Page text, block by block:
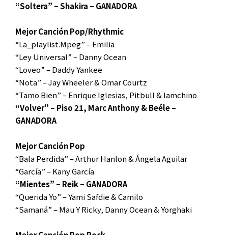
“Soltera” – Shakira – GANADORA
Mejor Canción Pop/Rhythmic
“La_playlist.Mpeg” – Emilia
“Ley Universal” – Danny Ocean
“Loveo” – Daddy Yankee
“Nota” – Jay Wheeler & Omar Courtz
“Tamo Bien” – Enrique Iglesias, Pitbull & Iamchino
“Volver” – Piso 21, Marc Anthony & Beéle –
GANADORA
Mejor Canción Pop
“Bala Perdida” – Arthur Hanlon & Ángela Aguilar
“García” – Kany García
“Mientes” – Reik – GANADORA
“Querida Yo” – Yami Safdie & Camilo
“Samaná” – Mau Y Ricky, Danny Ocean & Yorghaki